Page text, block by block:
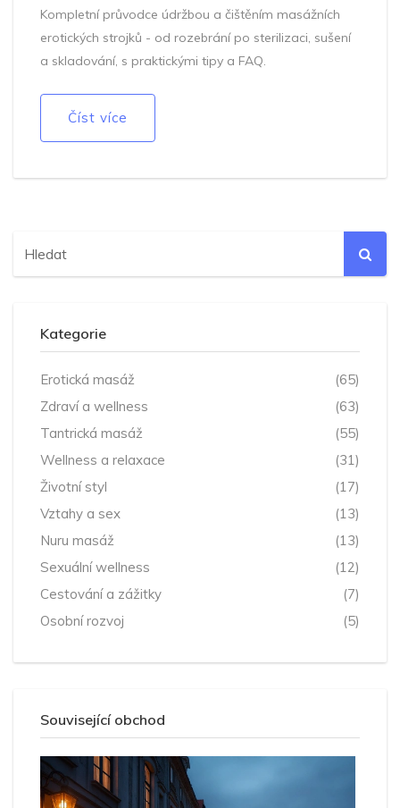
Kompletní průvodce údržbou a čištěním masážních
erotických strojků - od rozebrání po sterilizaci, sušení
a skladování, s praktickými tipy a FAQ.
Číst více
Kategorie
Erotická masáž
(65)
Zdraví a wellness
(63)
Tantrická masáž
(55)
Wellness a relaxace
(31)
Životní styl
(17)
Vztahy a sex
(13)
Nuru masáž
(13)
Sexuální wellness
(12)
Cestování a zážitky
(7)
Osobní rozvoj
(5)
Související obchod